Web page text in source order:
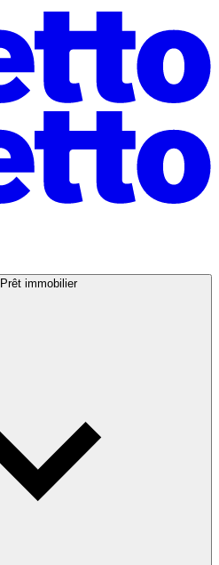
Prêt immobilier